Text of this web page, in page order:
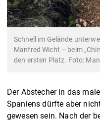
Schnell im Gelände
Manfred Wicht – beim
den ersten Platz. Foto:
Der Abstecher in das
Spaniens dürfte aber
gewesen sein. Nach der